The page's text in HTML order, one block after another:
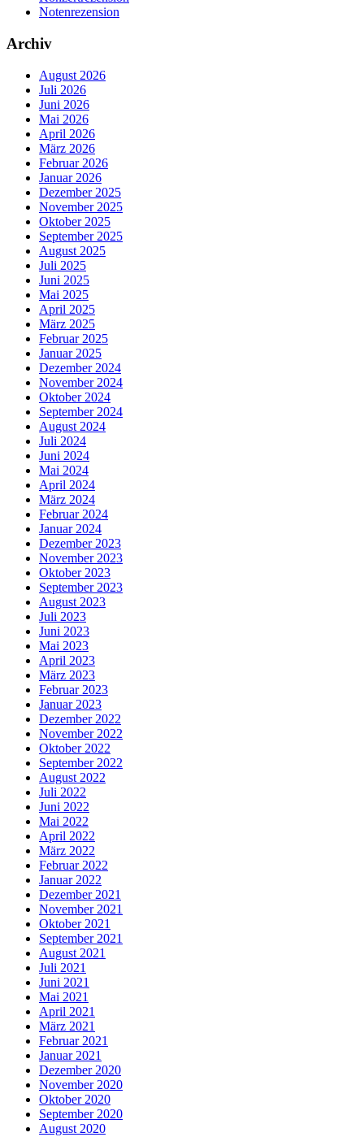
Notenrezension
Archiv
August 2026
Juli 2026
Juni 2026
Mai 2026
April 2026
März 2026
Februar 2026
Januar 2026
Dezember 2025
November 2025
Oktober 2025
September 2025
August 2025
Juli 2025
Juni 2025
Mai 2025
April 2025
März 2025
Februar 2025
Januar 2025
Dezember 2024
November 2024
Oktober 2024
September 2024
August 2024
Juli 2024
Juni 2024
Mai 2024
April 2024
März 2024
Februar 2024
Januar 2024
Dezember 2023
November 2023
Oktober 2023
September 2023
August 2023
Juli 2023
Juni 2023
Mai 2023
April 2023
März 2023
Februar 2023
Januar 2023
Dezember 2022
November 2022
Oktober 2022
September 2022
August 2022
Juli 2022
Juni 2022
Mai 2022
April 2022
März 2022
Februar 2022
Januar 2022
Dezember 2021
November 2021
Oktober 2021
September 2021
August 2021
Juli 2021
Juni 2021
Mai 2021
April 2021
März 2021
Februar 2021
Januar 2021
Dezember 2020
November 2020
Oktober 2020
September 2020
August 2020